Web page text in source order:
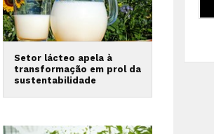
Setor lácteo apela à
transformação em prol da
sustentabilidade